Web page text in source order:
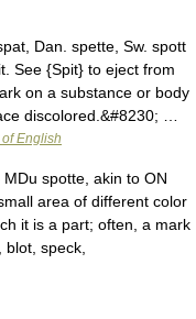
Dan. spette, Sw. spott
See {Spit} to eject from
on a substance or body
discolored.&#8230; …
English
spotte, akin to ON
area of different color
it is a part; often, a mark
speck,